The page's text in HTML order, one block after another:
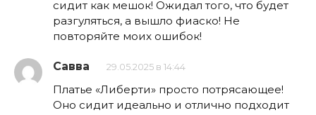
сидит как мешок! Ожидал того, что будет
разгуляться, а вышло фиаско! Не
повторяйте моих ошибок!
Савва 29.05.2025 в 14:44
Платье «Либерти» просто потрясающее!
Оно сидит идеально и отлично подходит